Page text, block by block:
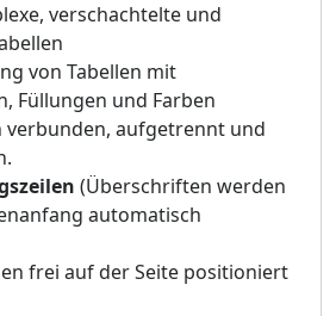
verschachtelte und
von Tabellen mit
Füllungen und Farben
verbunden, aufgetrennt und
(Überschriften werden
automatisch
frei auf der Seite positioniert